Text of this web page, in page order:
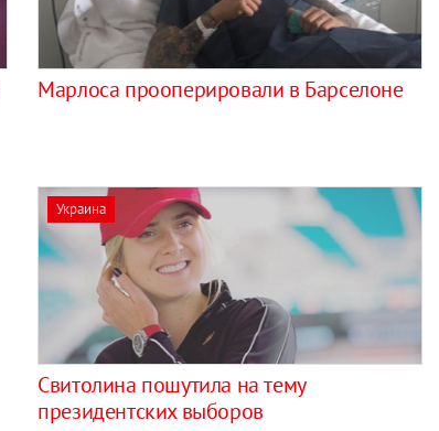
Марлоса прооперировали в Барселоне
Украина
Свитолина пошутила на тему
президентских выборов